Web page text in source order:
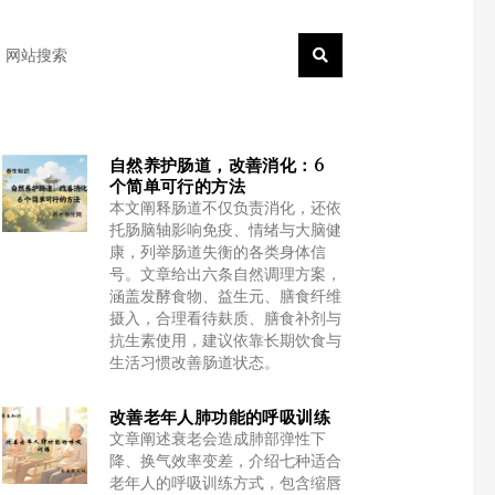
自然养护肠道，改善消化：6
个简单可行的方法
本文阐释肠道不仅负责消化，还依
托肠脑轴影响免疫、情绪与大脑健
康，列举肠道失衡的各类身体信
号。文章给出六条自然调理方案，
涵盖发酵食物、益生元、膳食纤维
摄入，合理看待麸质、膳食补剂与
抗生素使用，建议依靠长期饮食与
生活习惯改善肠道状态。
改善老年人肺功能的呼吸训练
文章阐述衰老会造成肺部弹性下
降、换气效率变差，介绍七种适合
老年人的呼吸训练方式，包含缩唇